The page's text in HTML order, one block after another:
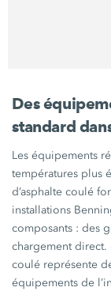
Des
standard
Les équipements
températures plus
d’asphalte coulé
installations
composants : des
chargement direct.
coulé représente
équipements de